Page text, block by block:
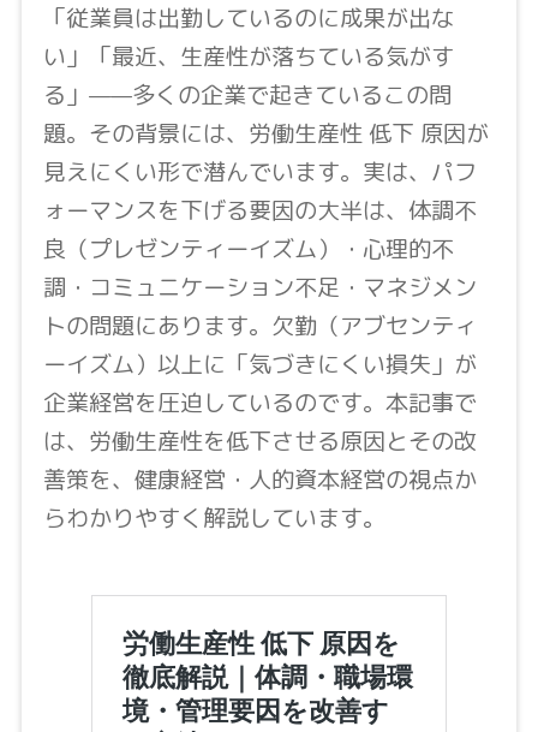
「従業員は出勤しているのに成果が出な
い」「最近、生産性が落ちている気がす
る」——多くの企業で起きているこの問
題。その背景には、労働生産性 低下 原因が
見えにくい形で潜んでいます。実は、パフ
ォーマンスを下げる要因の大半は、体調不
良（プレゼンティーイズム）・心理的不
調・コミュニケーション不足・マネジメン
トの問題にあります。欠勤（アブセンティ
ーイズム）以上に「気づきにくい損失」が
企業経営を圧迫しているのです。本記事で
は、労働生産性を低下させる原因とその改
善策を、健康経営・人的資本経営の視点か
らわかりやすく解説しています。